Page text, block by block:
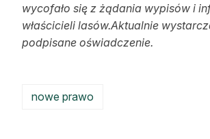
wycofało się z żądania wypisów i
właścicieli lasów.Aktualnie
podpisane oświadczenie.
nowe prawo